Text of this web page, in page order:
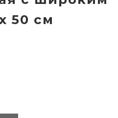
50 см